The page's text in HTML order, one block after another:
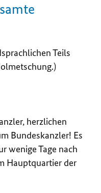
Teils
herzlichen
Bundeskanzler! Es
wenige Tage nach
Hauptquartier der